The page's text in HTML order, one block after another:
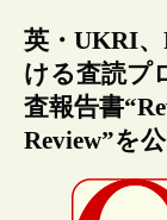
英・UKRI
ける査読プ
査報告書
Review”を